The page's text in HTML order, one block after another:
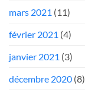
mars 2021 (11)
février 2021 (4)
janvier 2021 (3)
décembre 2020 (8)